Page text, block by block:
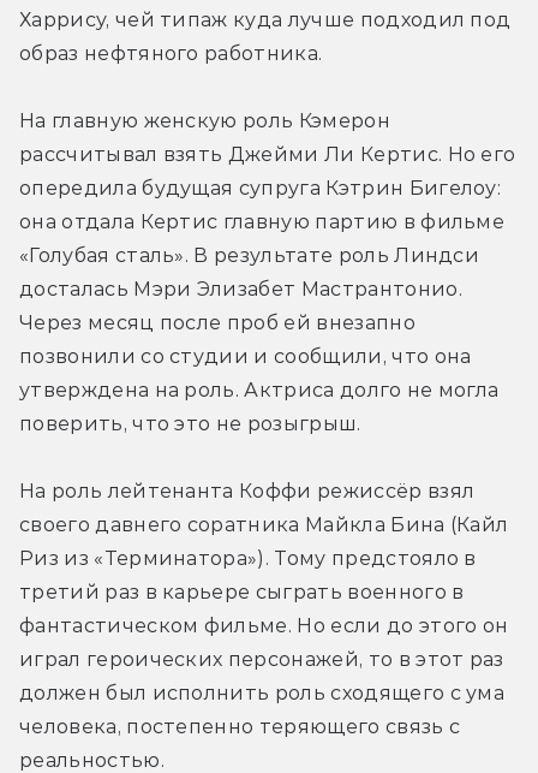
Харрису, чей типаж куда лучше подходил под
образ нефтяного работника.
На главную женскую роль Кэмерон
рассчитывал взять Джейми Ли Кертис. Но его
опередила будущая супруга Кэтрин Бигелоу:
она отдала Кертис главную партию в фильме
«Голубая сталь». В результате роль Линдси
досталась Мэри Элизабет Мастрантонио.
Через месяц после проб ей внезапно
позвонили со студии и сообщили, что она
утверждена на роль. Актриса долго не могла
поверить, что это не розыгрыш.
На роль лейтенанта Коффи режиссёр взял
своего давнего соратника Майкла Бина (Кайл
Риз из «Терминатора»). Тому предстояло в
третий раз в карьере сыграть военного в
фантастическом фильме. Но если до этого он
играл героических персонажей, то в этот раз
должен был исполнить роль сходящего с ума
человека, постепенно теряющего связь с
реальностью.